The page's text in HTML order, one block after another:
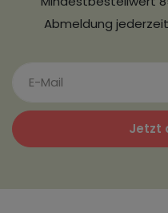
Abmeldung
Jetzt